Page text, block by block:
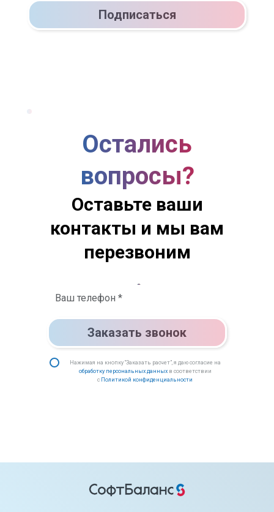
Подписаться
Остались
вопросы?
Оставьте ваши
контакты и мы вам
перезвоним
Заказать звонок
Нажимая на кнопку “Заказать расчет”, я даю согласие на
обработку персональных данныхв соответствии
с Политикой конфиденциальности